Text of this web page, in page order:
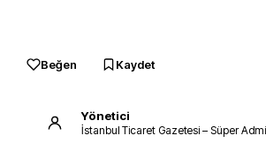
Beğen Kaydet
Yönetici
İstanbul Ticaret Gazetesi – Süper